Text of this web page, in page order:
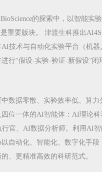
的探索中，以智能实
重要版块。 津渡生科推出
技术与自动化实验平台（机器
行“假设-实验-验证-新假设”闭
数据零散、实验效率低、算力
位一体的AI智能体：AI理论
官、AI数据分析师。利用AI
自动化、智能化、数字化手段
、更精准高效的科研范式。